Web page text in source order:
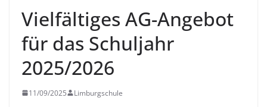
Vielfältiges AG-Angebot
für das Schuljahr
2025/2026
11/09/2025 Limburgschule